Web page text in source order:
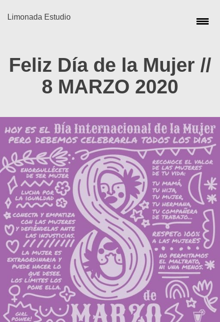
Limonada Estudio
Feliz Día de la Mujer //
8 MARZO 2020